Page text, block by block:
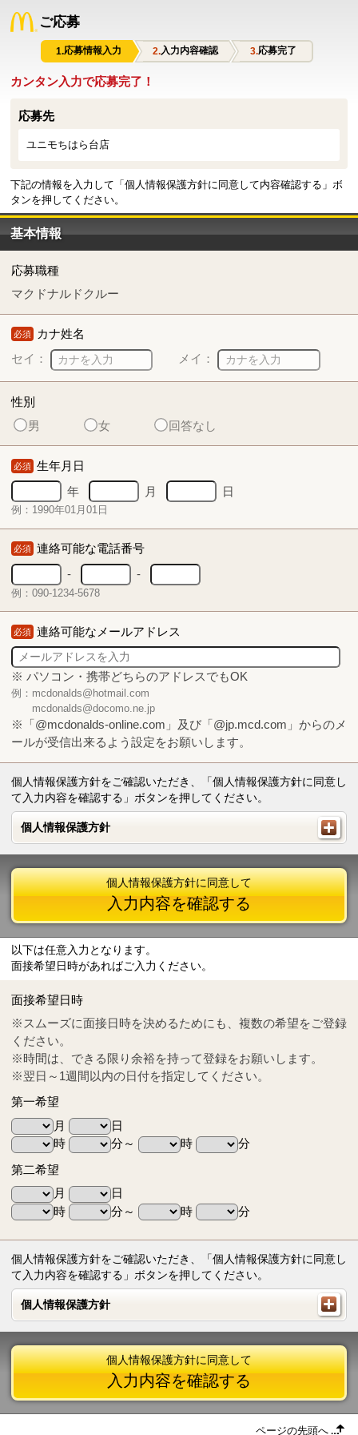
ご応募
応募情報入力 入力内容確認 応募完了
カンタン入力で応募完了！
応募先
ユニモちはら台店
下記の情報を入力して「個人情報保護方針に同意して内容確認する」ボ
タンを押してください。
基本情報
応募職種
マクドナルドクルー
必須 カナ姓名
セイ：
メイ：
性別
男
女 回答なし
必須 生年月日
年
月 日
例：1990年01月01日
必須 連絡可能な電話番号
-
-
例：090-1234-5678
必須 連絡可能なメールアドレス
※ パソコン・携帯どちらのアドレスでもOK
例：mcdonalds@hotmail.com
mcdonalds@docomo.ne.jp
※「@mcdonalds-online.com」及び「@jp.mcd.com」からのメ
ールが受信出来るよう設定をお願いします。
個人情報保護方針をご確認いただき、「個人情報保護方針に同意し
て入力内容を確認する」ボタンを押してください。
個人情報保護方針
個人情報保護方針
Tel
0570-55-0314
個人情報保護方針に同意して
入力内容を確認する
以下は任意入力となります。
面接希望日時があればご入力ください。
面接希望日時
※スムーズに面接日時を決めるためにも、複数の希望をご登録
ください。
※時間は、できる限り余裕を持って登録をお願いします。
※翌日～1週間以内の日付を指定してください。
第一希望
月
日
時
分～ 時
分
第二希望
月
日
時
分～ 時 分
個人情報保護方針をご確認いただき、「個人情報保護方針に同意し
て入力内容を確認する」ボタンを押してください。
個人情報保護方針
個人情報保護方針
個人情報保護方針に同意して
入力内容を確認する
ページの先頭へ